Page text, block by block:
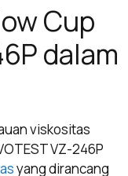
Cup
dalam
viskositas
VZ-246P
yang dirancang